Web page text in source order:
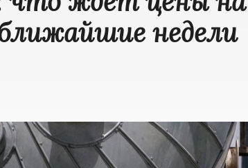
недели